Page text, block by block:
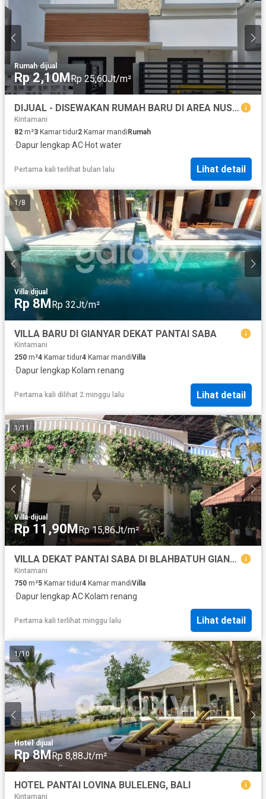
Rumah·dijual
Rp 2,10MRp 25,60Jt/m²
DIJUAL - DISEWAKAN RUMAH BARU DI AREA NUSA DUA MUMBUL BADUNG, BALI
Kintamani
82 m²3 Kamar tidur2 Kamar mandiRumah
·Dapur lengkap·AC·Hot water
Pertama kali terlihat bulan lalu Lihat detail
1/8
Villa·dijual
Rp 8MRp 32Jt/m²
VILLA BARU DI GIANYAR DEKAT PANTAI SABA
Kintamani
250 m²4 Kamar tidur4 Kamar mandiVilla
·Dapur lengkap·Kolam renang
Pertama kali dilihat 2 minggu lalu Lihat detail
1/11
Villa·dijual
Rp 11,90MRp 15,86Jt/m²
VILLA DEKAT PANTAI SABA DI BLAHBATUH GIANYAR
Kintamani
750 m²5 Kamar tidur4 Kamar mandiVilla
·Dapur lengkap·AC·Kolam renang
Pertama kali terlihat minggu lalu Lihat detail
1/10
Hotel ·dijual
Rp 8MRp 8,88Jt/m²
HOTEL PANTAI LOVINA BULELENG, BALI
Kintamani